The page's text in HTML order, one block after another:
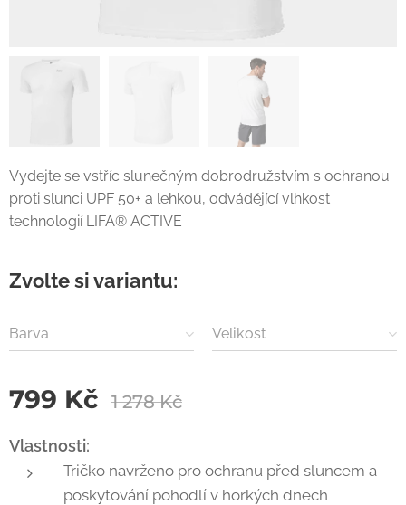
Vydejte se vstříc slunečným dobrodružstvím s ochranou
proti slunci UPF 50+ a lehkou, odvádějící vlhkost
technologií LIFA® ACTIVE
Zvolte si variantu:
Barva Velikost
799 Kč 1 278Kč
Vlastnosti:
Tričko navrženo pro ochranu před sluncem a
poskytování pohodlí v horkých dnech